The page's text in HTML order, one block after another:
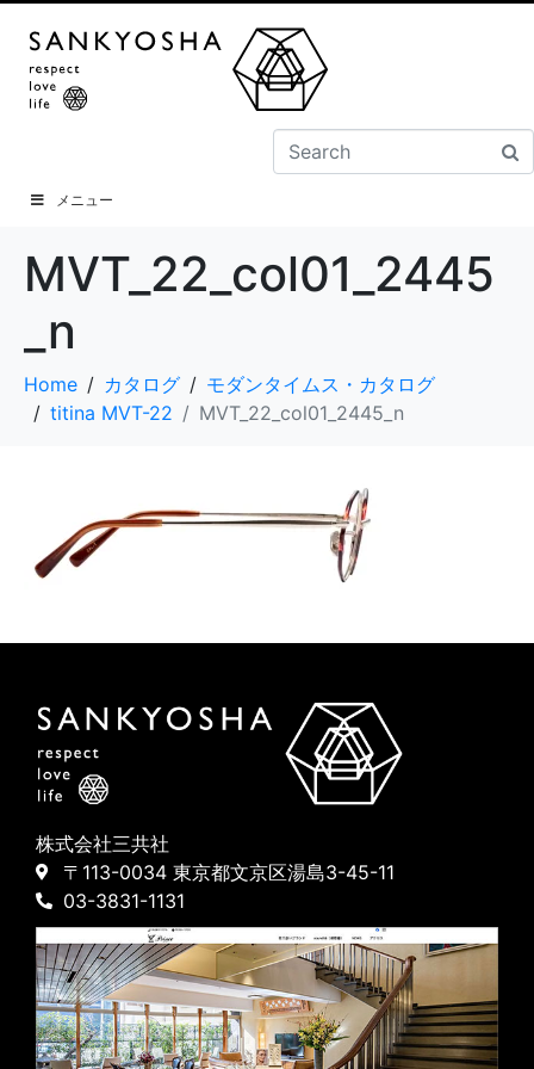
メニュー
MVT_22_col01_2445
_n
Home カタログ
モダンタイムス・カタログ
titina MVT-22
MVT_22_col01_2445_n
株式会社三共社
〒113-0034 東京都文京区湯島3-45-11
03-3831-1131